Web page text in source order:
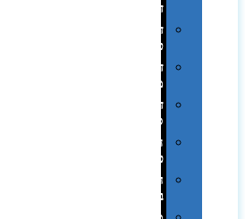
דיגיטלי
דפוס
טמפון
דפוס
משי
דפוס
סובלימציה
הדפס
פרוצס
חריטה
בלייזר